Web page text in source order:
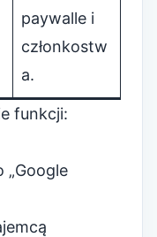
paywalle i
członkostw
a.
funkcji:
„Google